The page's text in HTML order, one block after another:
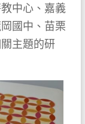
中心、嘉義
國中、苗栗
主題的研